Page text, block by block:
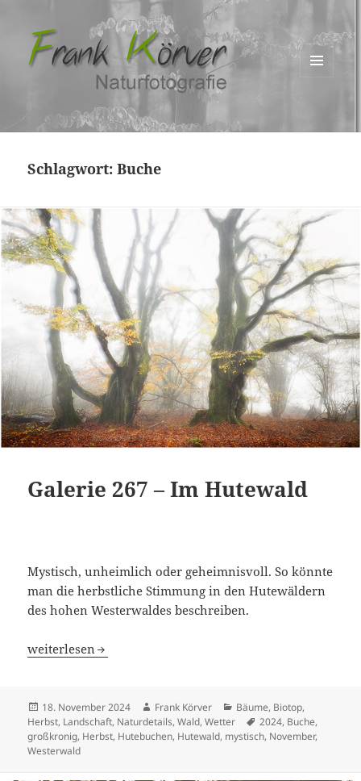
Schlagwort:Buche
Galerie 267 – Im Hutewald
Mystisch, unheimlich oder geheimnisvoll. So könnte
man die herbstliche Stimmung in den Hutewäldern
des hohen Westerwaldes beschreiben.
Galerie 267 – Im Hutewald
weiterlesen
Veröffentlicht
am
18. November 2024 Autor
Frank Körver Kategorien
Bäume, Biotop,
Herbst, Landschaft, Naturdetails,Wald,Wetter Schlagwörter
2024, Buche,
großkronig, Herbst, Hutebuchen, Hutewald, mystisch, November,
Westerwald